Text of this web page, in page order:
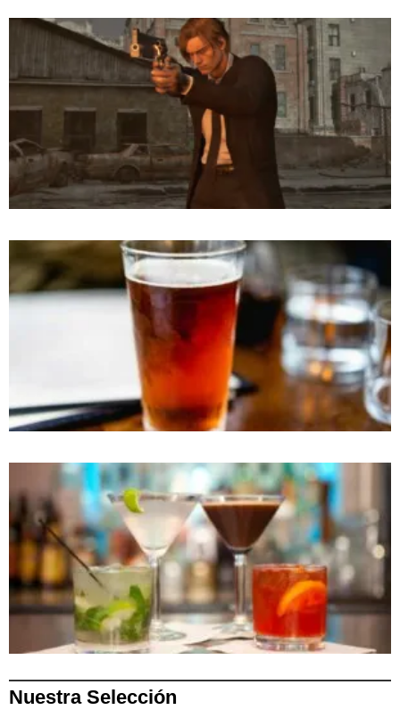
Nuestra Selección